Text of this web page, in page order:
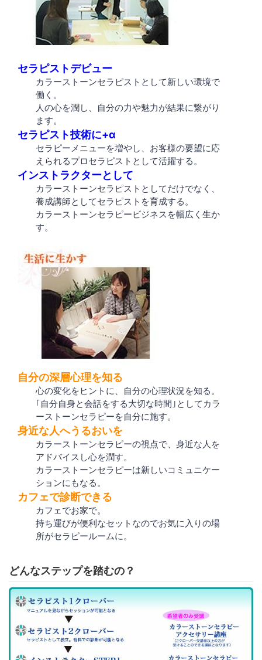
セラピストデビュー
カラーストーンセラピストとして新しい環境で
働く。
人の心を潤し、自分の力や魅力が結果に繋がり
ます。
セラピスト技術に+α
セラピーメニューを増やし、お客様の要望に応
えられるプロセラピストとして活躍する。
インストラクターとして
カラーストーンセラピストとしてだけでなく、
養成講師としてセラピストを育成する。
カラーストーンセラピービジネスを幅広く生か
す。
自分の深層心理を知る
心の変化をヒントに、自分の心理状況を知る。
｢自分自身と会話をする大切な時間｣としてカラ
ーストーンセラピーを自分に施す。
身近な人へうるおいを
カラーストーンセラピーの視点で、身近な人を
アドバイスし心を潤す。
カラーストーンセラピーは新しいコミュニケー
ションにもなる。
カフェで診断できる
カフェでお家で。
持ち運びが便利なセットなのでお気に入りの場
所がセラピールームに。
どんなステップを踏むの？